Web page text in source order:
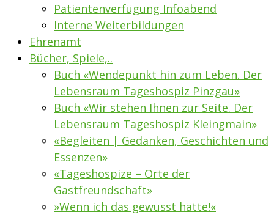
Patientenverfügung Infoabend
Interne Weiterbildungen
Ehrenamt
Bücher, Spiele,..
Buch «Wendepunkt hin zum Leben. Der
Lebensraum Tageshospiz Pinzgau»
Buch «Wir stehen Ihnen zur Seite. Der
Lebensraum Tageshospiz Kleingmain»
«Begleiten | Gedanken, Geschichten und
Essenzen»
«Tageshospize – Orte der
Gastfreundschaft»
»Wenn ich das gewusst hätte!«